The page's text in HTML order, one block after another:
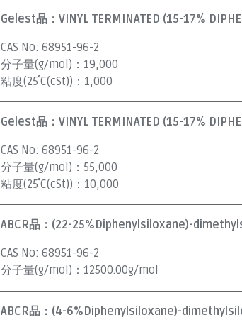
Gelest品： VINYL TERMINATED (15-17%
CAS No: 68951-96-2
分子量(g/mol)： 19,000
粘度(25˚C(cSt))： 1,000
Gelest品： VINYL TERMINATED (15-17%
CAS No: 68951-96-2
分子量(g/mol)： 55,000
粘度(25˚C(cSt))： 10,000
ABCR品： (22-25%Diphenylsiloxane)-
CAS No: 68951-96-2
分子量(g/mol)： 12500.00g/mol
ABCR品： (4-6%Diphenylsiloxane)-